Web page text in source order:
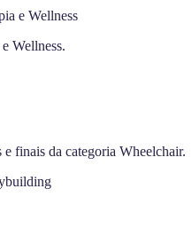
e Wellness
Wellness.
finais da categoria Wheelchair.